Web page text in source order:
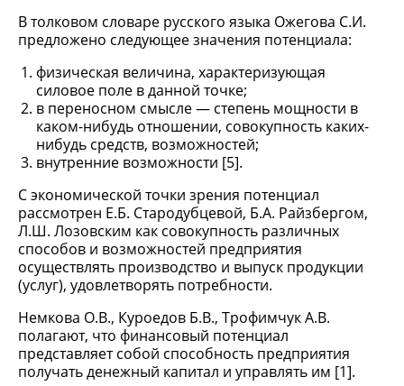
В толковом словаре русского языка Ожегова С.И.
предложено следующее значения потенциала:
физическая величина, характеризующая
силовое поле в данной точке;
в переносном смысле — степень мощности в
каком-нибудь отношении, совокупность каких-
нибудь средств, возможностей;
внутренние возможности [5].
С экономической точки зрения потенциал
рассмотрен Е.Б. Стародубцевой, Б.А. Райзбергом,
Л.Ш. Лозовским как совокупность различных
способов и возможностей предприятия
осуществлять производство и выпуск продукции
(услуг), удовлетворять потребности.
Немкова О.В., Куроедов Б.В., Трофимчук А.В.
полагают, что финансовый потенциал
представляет собой способность предприятия
получать денежный капитал и управлять им [1].